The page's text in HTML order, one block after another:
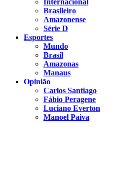
Brasileiro
Amazonense
Série D
Esportes
Mundo
Brasil
Amazonas
Manaus
Opinião
Carlos Santiago
Fábio Peragene
Luciano Everton
Manoel Paiva